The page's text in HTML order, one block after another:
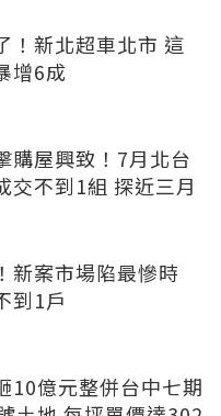
！新北超車北市 這
增6成
購屋興致！7月北台
交不到1組 探近三月
新案市場陷最慘時
到1戶
10億元整併台中七期